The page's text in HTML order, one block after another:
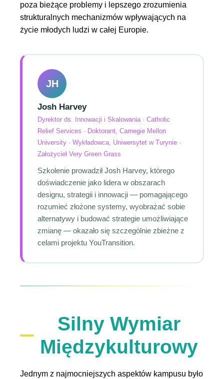
poza bieżące problemy i lepszego zrozumienia
strukturalnych mechanizmów wpływających na
życie młodych ludzi w całej Europie.
JH
Josh Harvey
Dyrektor ds. Innowacji i Skalowania · Catholic
Relief Services · Doktorant, Carnegie Mellon
University · Wykładowca, Uniwersytet w Turynie ·
Założyciel Very Green Grass
Szkolenie prowadził Josh Harvey, którego
doświadczenie jako lidera w obszarach
designu, strategii i innowacji — pomagającego
rozumieć złożone systemy, wyobrażać sobie
alternatywy i budować strategie umożliwiające
zmianę — okazało się szczególnie zbieżne z
celami projektu YouTransition.
Silny Wymiar
Międzykulturowy
Jednym z najmocniejszych aspektów kampusu było